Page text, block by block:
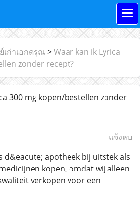
เก่าเอกดรุณ >Waar kan ik Lyrica
zonder recept?
300 mg kopen/bestellen zonder
แจ้งลบ
d&eacute; apotheek bij uitstek als
kopen, omdat wij alleen
verkopen voor een